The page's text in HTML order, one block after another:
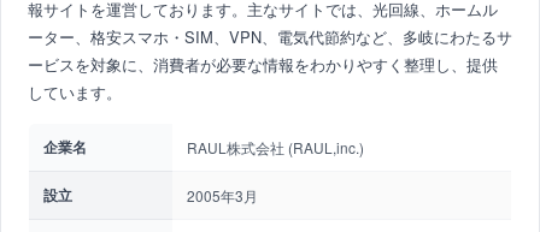
報サイトを運営しております。主なサイトでは、光回線、ホームル
ーター、格安スマホ・SIM、VPN、電気代節約など、多岐にわたるサ
ービスを対象に、消費者が必要な情報をわかりやすく整理し、提供
しています。
企業名 RAUL株式会社 (RAUL,inc.)
設立 2005年3月